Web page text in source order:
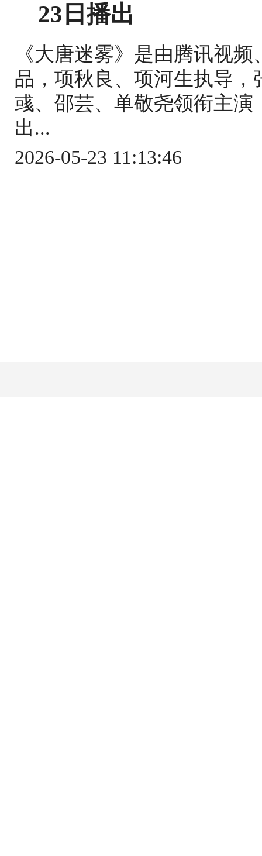
23日播出
《大唐迷雾》是由腾讯视
品，项秋良、项河生执导
彧、邵芸、单敬尧领衔主
出...
2026-05-23 11:13:46